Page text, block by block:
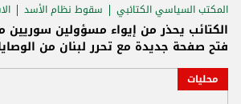
المكتب السياسي الكتائبي سقوط نظام الأسد
الكتائب يحذر من إيواء مسؤولين سوريين
فتح صفحة جديدة مع تحرر لبنان من
محليات